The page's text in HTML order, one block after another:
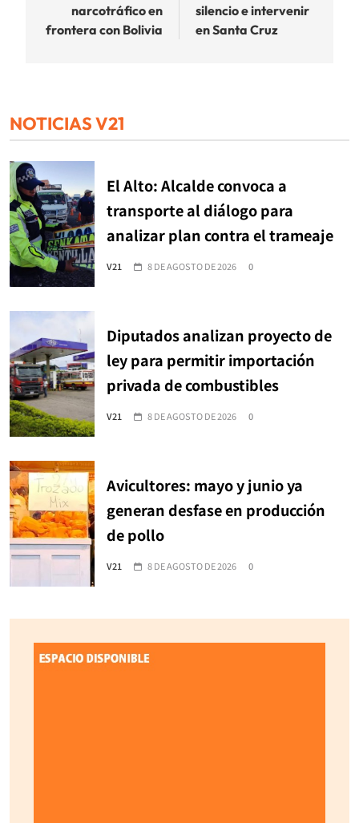
narcotráfico en
frontera con Bolivia
silencio e intervenir
en Santa Cruz
NOTICIAS V21
El Alto: Alcalde convoca a
transporte al diálogo para
analizar plan contra el trameaje
V21 8 DE AGOSTO DE 2026 0
Diputados analizan proyecto de
ley para permitir importación
privada de combustibles
V21 8 DE AGOSTO DE 2026 0
Avicultores: mayo y junio ya
generan desfase en producción
de pollo
V21 8 DE AGOSTO DE 2026 0